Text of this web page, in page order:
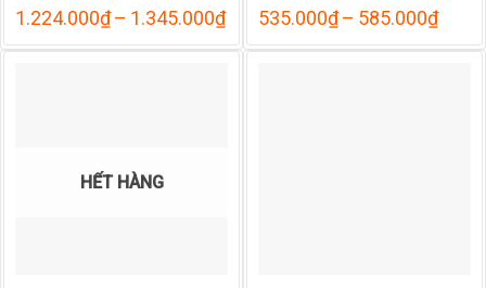
1.224.000₫– 1.345.000₫Khoảng
giá:
từ
535.000₫– 585.000₫
giá:
từ
HẾT HÀNG